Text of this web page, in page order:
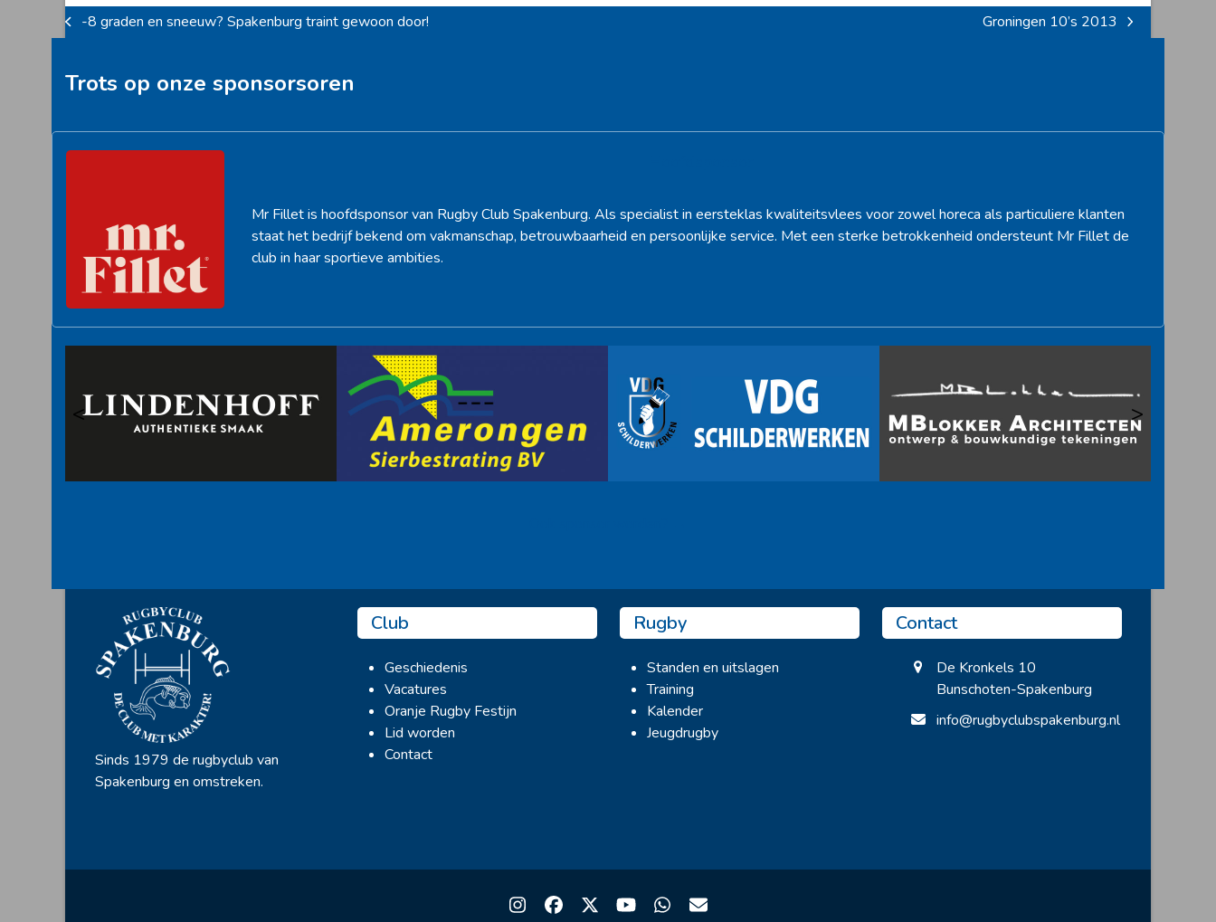
previous
-8 graden en sneeuw? Spakenburg traint gewoon door!
next
Groningen 10’s 2013
Trots op onze sponsorsoren
Mr Fillet is hoofdsponsor van Rugby Club Spakenburg. Als specialist in eersteklas kwaliteitsvlees voor zowel horeca als particuliere klanten
staat het bedrijf bekend om vakmanschap, betrouwbaarheid en persoonlijke service. Met een sterke betrokkenheid ondersteunt Mr Fillet de
club in haar sportieve ambities.
< >
Sinds 1979 de rugbyclub van
Spakenburg en omstreken.
Club
Geschiedenis
Vacatures
Oranje Rugby Festijn
Lid worden
Contact
Rugby
Standen en uitslagen
Training
Kalender
Jeugdrugby
Contact
De Kronkels 10
Bunschoten-Spakenburg
info@rugbyclubspakenburg.nl
Instagram
Facebook
TwitterYouTubeWhatsapp
Email